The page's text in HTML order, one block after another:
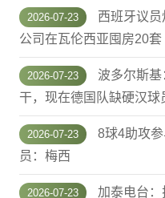
2026-07-23
西班牙议
公司在瓦伦西亚囤房20套
2026-07-23
波多尔斯
干，现在德国队缺硬汉球
2026-07-23
8球4助攻
员：梅西
2026-07-23 加泰电台：